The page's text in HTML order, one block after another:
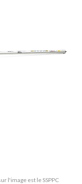
l'image est le SSPPC